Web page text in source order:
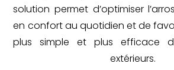
solution permet d’optimiser
en confort au quotidien et de
plus simple et plus efficace
extérieurs.